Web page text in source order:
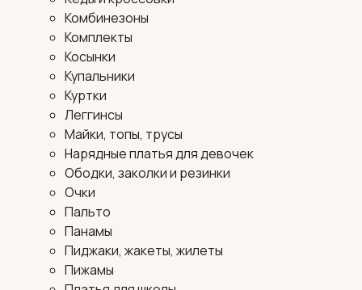
Комбинезоны
Комплекты
Косынки
Купальники
Куртки
Леггинсы
Майки, топы, трусы
Нарядные платья для девочек
Ободки, заколки и резинки
Очки
Пальто
Панамы
Пиджаки, жакеты, жилеты
Пижамы